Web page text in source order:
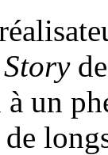
Story
un